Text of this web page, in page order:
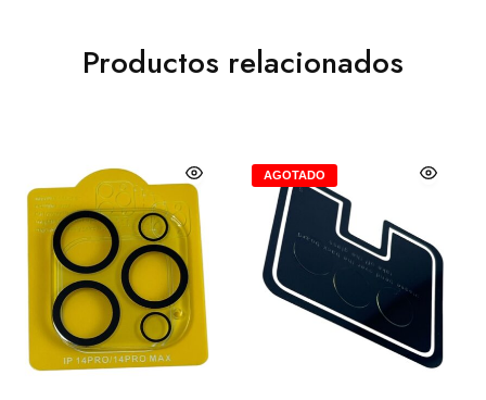
Productos relacionados
AGOTADO